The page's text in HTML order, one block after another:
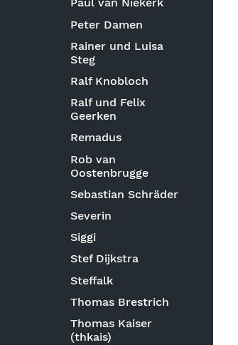
Paul van Niekerk
Peter Damen
Rainer und Luisa
Steg
Ralf Knobloch
Ralf und Felix
Geerken
Remadus
Rob van
Oostenbrugge
Sebastian Schräder
Severin
Siggi
Stef Dijkstra
Steffalk
Thomas Brestrich
Thomas Kaiser
(thkais)